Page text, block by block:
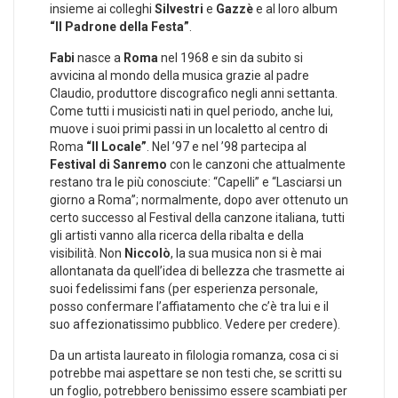
insieme ai colleghi Silvestri e Gazzèe al loro album
“Il Padrone della Festa”.
Fabi nasce a Romanel 1968 e sin da subito si
avvicina al mondo della musica grazie al padre
Claudio, produttore discografico negli anni settanta.
Come tutti i musicisti nati in quel periodo, anche lui,
muove i suoi primi passi in un localetto al centro di
Roma “Il Locale”. Nel ’97 e nel ’98 partecipa al
Festival di Sanremo con le canzoni che attualmente
restano tra le più conosciute: “Capelli” e “Lasciarsi un
giorno a Roma”; normalmente, dopo aver ottenuto un
certo successo al Festival della canzone italiana, tutti
gli artisti vanno alla ricerca della ribalta e della
visibilità. Non Niccolò, la sua musica non si è mai
allontanata da quell’idea di bellezza che trasmette ai
suoi fedelissimi fans (per esperienza personale,
posso confermare l’affiatamento che c’è tra lui e il
suo affezionatissimo pubblico. Vedere per credere).
Da un artista laureato in filologia romanza, cosa ci si
potrebbe mai aspettare se non testi che, se scritti su
un foglio, potrebbero benissimo essere scambiati per